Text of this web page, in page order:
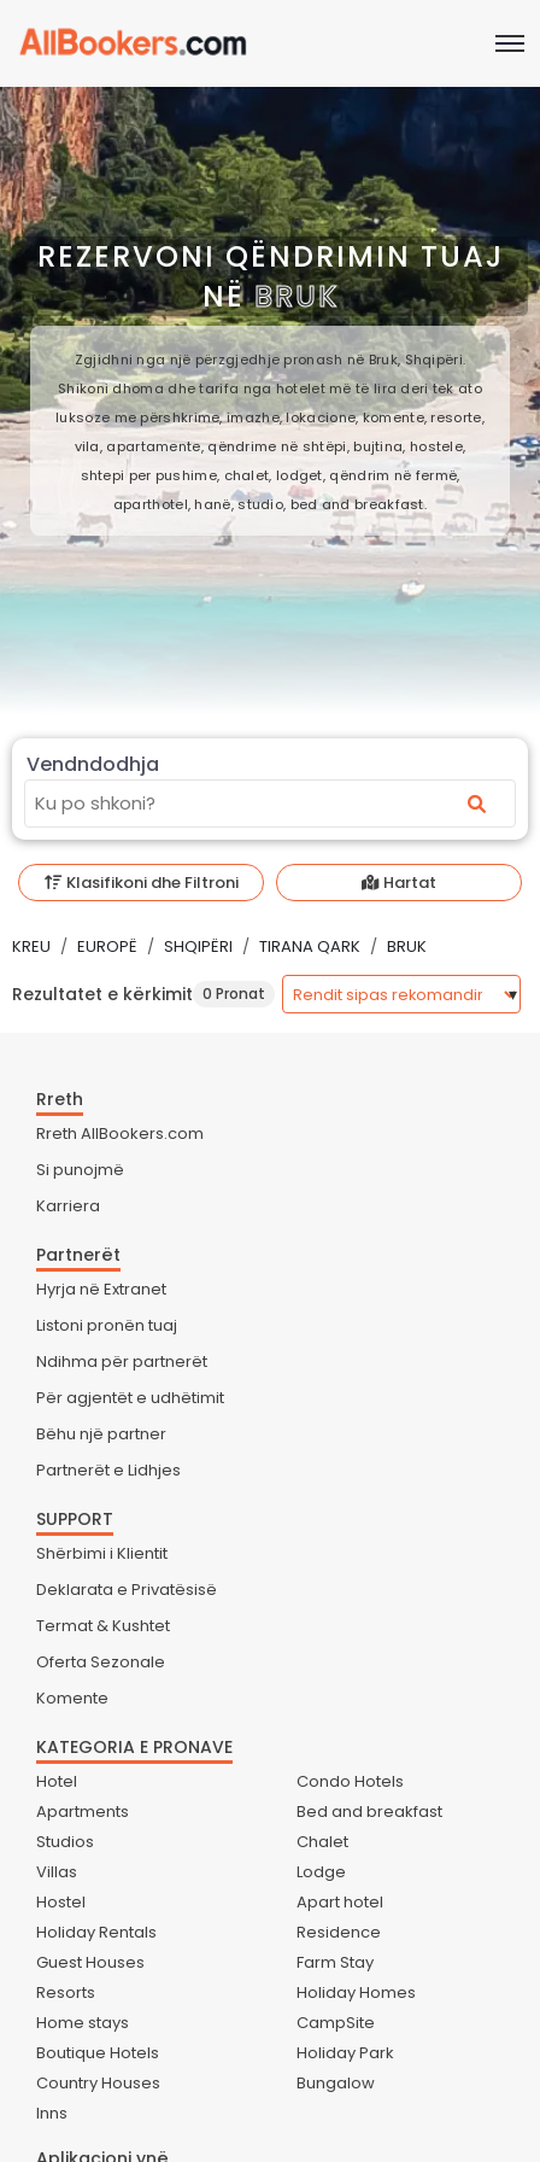
REZERVONI QËNDRIMIN TUAJ
NËBRUK
Zgjidhni nga një përzgjedhje pronash në Bruk, Shqipëri.
Shikoni dhoma dhe tarifa nga hotelet më të lira deri tek ato
luksoze me përshkrime, imazhe, lokacione, komente, resorte,
vila, apartamente, qëndrime në shtëpi, bujtina, hostele,
shtepi per pushime, chalet, lodget, qëndrim në fermë,
aparthotel, hanë, studio, bed and breakfast.
Vendndodhja
Klasifikoni dhe Filtroni Hartat
KREU EUROPË SHQIPËRI TIRANA QARK BRUK
Rezultatet e kërkimit 0 Pronat
Rreth
Rreth AllBookers.com
Si punojmë
Karriera
Partnerët
Hyrja në Extranet
Listoni pronën tuaj
Ndihma për partnerët
Për agjentët e udhëtimit
Bëhu një partner
Partnerët e Lidhjes
SUPPORT
Shërbimi i Klientit
Deklarata e Privatësisë
Termat & Kushtet
Oferta Sezonale
Komente
KATEGORIA E PRONAVE
Hotel
Apartments
Studios
Villas
Hostel
Holiday Rentals
Guest Houses
Resorts
Home stays
Boutique Hotels
Country Houses
Inns
Condo Hotels
Bed and breakfast
Chalet
Lodge
Apart hotel
Residence
Farm Stay
Holiday Homes
CampSite
Holiday Park
Bungalow